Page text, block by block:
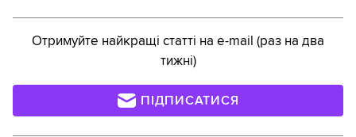
Отримуйте найкращі статті на e-mail (раз на два
тижні)
ПІДПИСАТИСЯ